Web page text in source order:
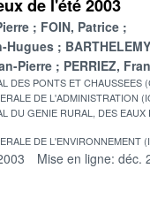
de l'été 2003
FOIN, Patrice
Hugues
Pierre
PERRIEZ,
DES PONTS ET CHAUSSEES
DE L'ADMINISTRATION
DU GENIE RURAL, DES EAUX
DE L'ENVIRONNEMENT
Mise en ligne: déc.